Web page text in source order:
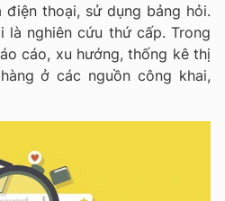
thoại, sử dụng bảng hỏi.
là nghiên cứu thứ cấp. Trong
cáo, xu hướng, thống kê thị
ở các nguồn công khai,